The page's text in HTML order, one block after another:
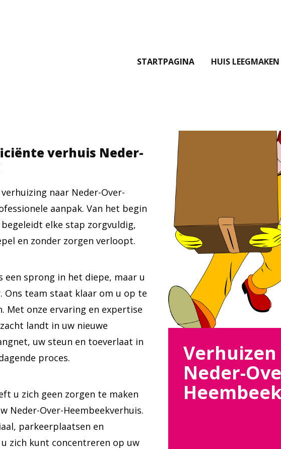
STARTPAGINA HUIS LEEGMAKEN
verhuis Neder-
naar Neder-Over-
aanpak. Van het begin
elke stap zorgvuldig,
en zonder zorgen verloopt.
een sprong in het diepe, maar u
Ons team staat klaar om u op te
Met onze ervaring en expertise
landt in uw nieuwe
uw steun en toeverlaat in
proces.
u zich geen zorgen te maken
Neder-Over-Heembeekverhuis.
parkeerplaatsen en
zich kunt concentreren op uw
Verhuizen
Neder-